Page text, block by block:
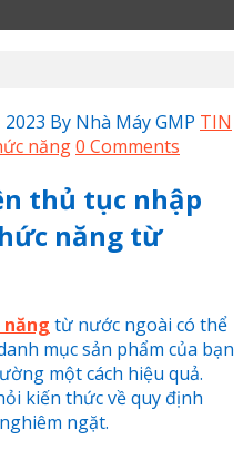
By Nhà Máy GMP TIN
năng0 Comments
thủ tục nhập
năng từ
từ nước ngoài có thể
mục sản phẩm của bạn
một cách hiệu quả.
kiến thức về quy định
ngặt.